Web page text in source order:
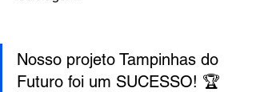
Nosso projeto Tampinhas do
Futuro foi um SUCESSO! 🏆